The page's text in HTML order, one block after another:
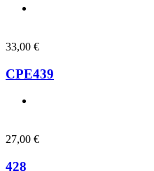
33,00 €
CPE439
27,00 €
428